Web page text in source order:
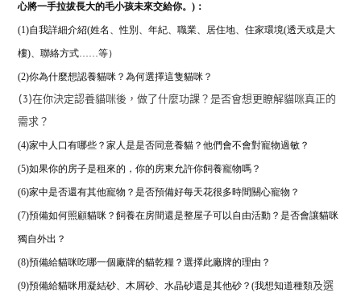
心將一手拉拔長大的毛小孩未來交給你。)：
(1)自我詳細介紹(姓名、性別、年紀、職業、居住地、住家環境(透天或是大
樓)、聯絡方式……等）
(2)你為什麼想認養貓咪？為何選擇這隻貓咪？
(3)在你決定認養貓咪後，做了什麼功課？是否會想更瞭解貓咪真正的
需求？
(4)家中人口有哪些？家人是是否同意養貓？他們會不會對寵物過敏？
(5)如果你的房子是租來的，你的房東允許你飼養寵物嗎？
(6)家中是否還有其他寵物？是否預備好每天花很多時間關心寵物？
(7)預備如何照顧貓咪？飼養在房間還是整屋子可以自由活動？是否會讓貓咪
獨自外出？
(8)預備給貓咪吃哪一個廠牌的貓乾糧？ 選擇此廠牌的理由？
(9)預備給貓咪用凝結砂、木屑砂、水晶砂還是其他砂？(我想知道種類及選